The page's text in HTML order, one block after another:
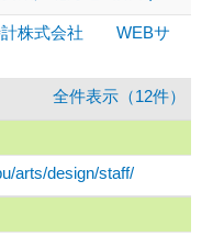
計株式会社 WEBサ
全件表示（12件）
arts/design/staff/